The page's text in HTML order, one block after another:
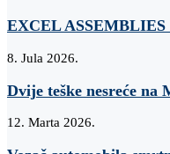
EXCEL
8. Jula 2026.
Dvije teške nesreće na
12. Marta 2026.